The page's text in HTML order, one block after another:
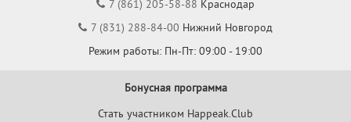
7 (861) 205-58-88 Краснодар
7 (831) 288-84-00 Нижний Новгород
Режим работы: Пн-Пт: 09:00 - 19:00
Бонусная программа
Стать участником Happeak.Club